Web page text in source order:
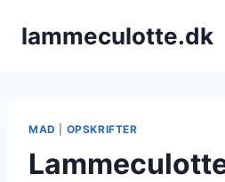
lammeculotte.dk
MAD OPSKRIFTER